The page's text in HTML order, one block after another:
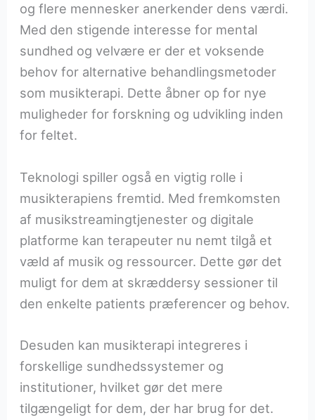
og flere mennesker anerkender dens værdi.
Med den stigende interesse for mental
sundhed og velvære er der et voksende
behov for alternative behandlingsmetoder
som musikterapi. Dette åbner op for nye
muligheder for forskning og udvikling inden
for feltet.
Teknologi spiller også en vigtig rolle i
musikterapiens fremtid. Med fremkomsten
af musikstreamingtjenester og digitale
platforme kan terapeuter nu nemt tilgå et
væld af musik og ressourcer. Dette gør det
muligt for dem at skræddersy sessioner til
den enkelte patients præferencer og behov.
Desuden kan musikterapi integreres i
forskellige sundhedssystemer og
institutioner, hvilket gør det mere
tilgængeligt for dem, der har brug for det.